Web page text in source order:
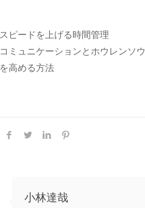
ピードを上げる時間管理
ミュニケーションとホウレンソウ
高める方法
小林達哉